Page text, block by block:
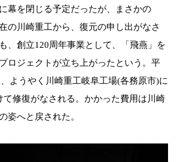
幕を閉じる予定だったが、まさかの
の川崎重工から、復元の申し出がなさ
、創立120周年事業として、「飛燕」を
ロジェクトが立ち上がったという。平
ようやく川崎重工岐阜工場(各務原市)に
て修復がなされる。かかった費用は川崎
姿へと戻された。